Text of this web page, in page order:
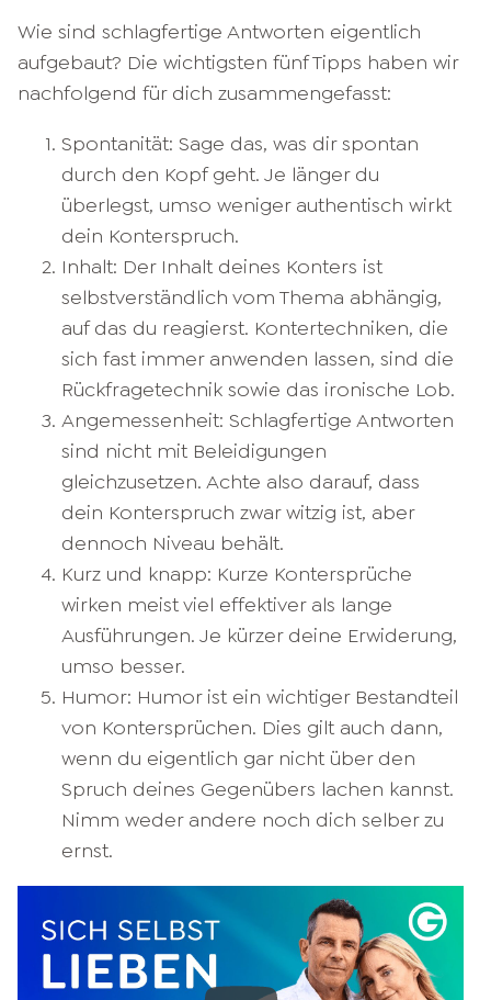
Wie sind schlagfertige Antworten eigentlich
aufgebaut? Die wichtigsten fünf Tipps haben wir
nachfolgend für dich zusammengefasst:
Spontanität: Sage das, was dir spontan
durch den Kopf geht. Je länger du
überlegst, umso weniger authentisch wirkt
dein Konterspruch.
Inhalt: Der Inhalt deines Konters ist
selbstverständlich vom Thema abhängig,
auf das du reagierst. Kontertechniken, die
sich fast immer anwenden lassen, sind die
Rückfragetechnik sowie das ironische Lob.
Angemessenheit: Schlagfertige Antworten
sind nicht mit Beleidigungen
gleichzusetzen. Achte also darauf, dass
dein Konterspruch zwar witzig ist, aber
dennoch Niveau behält.
Kurz und knapp: Kurze Kontersprüche
wirken meist viel effektiver als lange
Ausführungen. Je kürzer deine Erwiderung,
umso besser.
Humor: Humor ist ein wichtiger Bestandteil
von Kontersprüchen. Dies gilt auch dann,
wenn du eigentlich gar nicht über den
Spruch deines Gegenübers lachen kannst.
Nimm weder andere noch dich selber zu
ernst.